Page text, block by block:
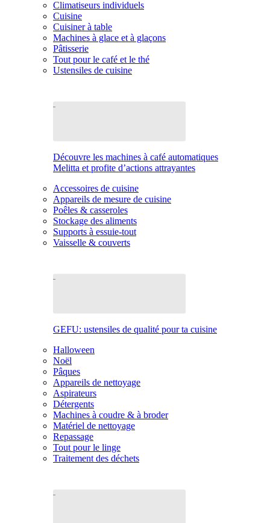
Climatiseurs individuels
Cuisine
Cuisiner à table
Machines à glace et à glaçons
Pâtisserie
Tout pour le café et le thé
Ustensiles de cuisine
Découvre les machines à café automatiques
Melitta et profite d’actions attrayantes
Accessoires de cuisine
Appareils de mesure de cuisine
Poêles & casseroles
Stockage des aliments
Supports à essuie-tout
Vaisselle & couverts
GEFU: ustensiles de qualité pour ta cuisine
Halloween
Noël
Pâques
Appareils de nettoyage
Aspirateurs
Détergents
Machines à coudre & à broder
Matériel de nettoyage
Repassage
Tout pour le linge
Traitement des déchets